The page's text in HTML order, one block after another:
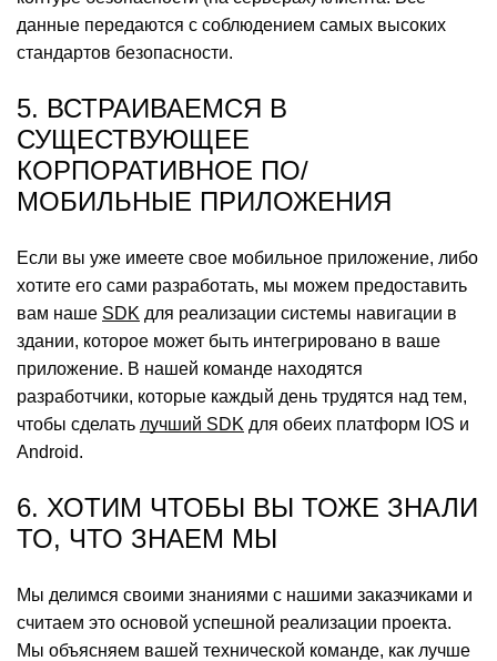
данные передаются с соблюдением самых высоких
стандартов безопасности.
5. ВСТРАИВАЕМСЯ В
СУЩЕСТВУЮЩЕЕ
КОРПОРАТИВНОЕ ПО/
МОБИЛЬНЫЕ ПРИЛОЖЕНИЯ
Если вы уже имеете свое мобильное приложение, либо
хотите его сами разработать, мы можем предоставить
вам наше SDK для реализации системы навигации в
здании, которое может быть интегрировано в ваше
приложение. В нашей команде находятся
разработчики, которые каждый день трудятся над тем,
чтобы сделать лучший SDK для обеих платформ IOS и
Android.
6. ХОТИМ ЧТОБЫ ВЫ ТОЖЕ ЗНАЛИ
ТО, ЧТО ЗНАЕМ МЫ
Мы делимся своими знаниями с нашими заказчиками и
считаем это основой успешной реализации проекта.
Мы объясняем вашей технической команде, как лучше